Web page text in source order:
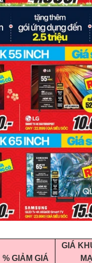
% GIẢM GIÁ
GIÁ
MẠI